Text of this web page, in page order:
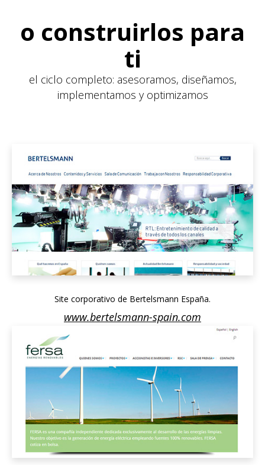
o construirlos para
ti
el ciclo completo: asesoramos, diseñamos,
implementamos y optimizamos
Site corporativo de Bertelsmann España.
www.bertelsmann-spain.com